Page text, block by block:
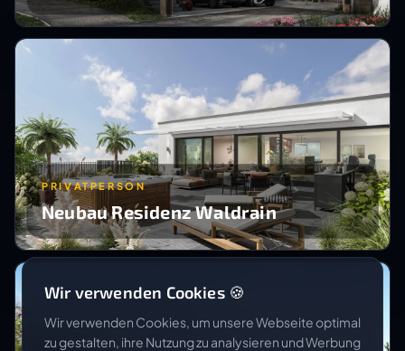
PRIVATPERSON
Neubau Residenz Waldrain
Wir verwenden Cookies 🍪
Wir verwenden Cookies, um unsere Webseite optimal
zu gestalten, ihre Nutzung zu analysieren und Werbung